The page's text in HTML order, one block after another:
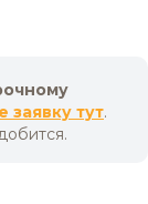
заявку тут.